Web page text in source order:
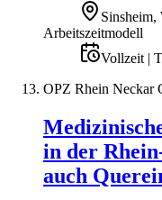
Sinsheim,
Arbeitszeitmodell
Vollzeit |
OPZ Rhein Neckar
in der
auch